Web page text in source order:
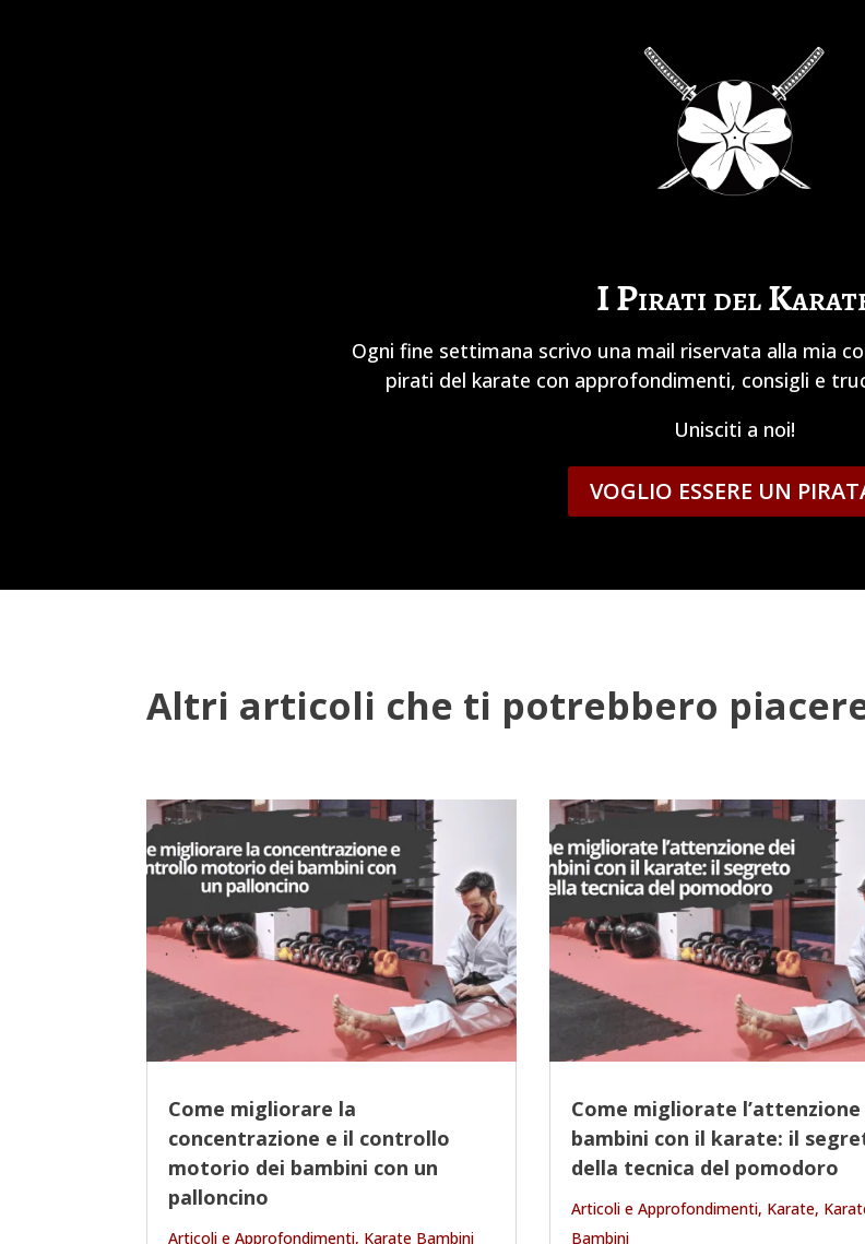
I Pirati del
Ogni fine settimana scrivo una mail riservata alla mia
pirati del karate con approfondimenti, consigli e
Unisciti a noi!
VOGLIO ESSERE UN
Altri articoli che ti potrebbero
Come migliorare la
concentrazione e il controllo
motorio dei bambini con un
palloncino
Articoli e Approfondimenti, Karate Bambini
Come migliorate l’attenzione
bambini con il karate: il
della tecnica del pomodoro
Articoli e Approfondimenti, Karate,
Bambini